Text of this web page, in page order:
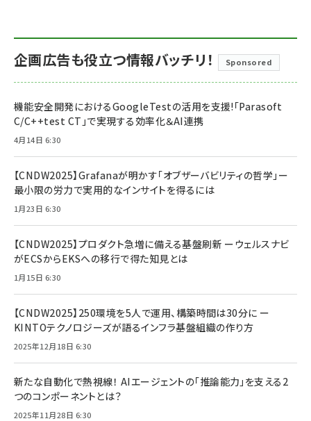
企画広告も役立つ情報バッチリ！ Sponsored
機能安全開発におけるGoogleTestの活用を支援!「Parasoft
C/C++test CT」で実現する効率化＆AI連携
4月14日 6:30
【CNDW2025】Grafanaが明かす「オブザーバビリティの哲学」ー
最小限の労力で実用的なインサイトを得るには
1月23日 6:30
【CNDW2025】プロダクト急増に備える基盤刷新 ーウェルスナビ
がECSからEKSへの移行で得た知見とは
1月15日 6:30
【CNDW2025】250環境を5人で運用、構築時間は30分に ー
KINTOテクノロジーズが語るインフラ基盤組織の作り方
2025年12月18日 6:30
新たな自動化で熱視線！ AIエージェントの「推論能力」を支える2
つのコンポーネントとは？
2025年11月28日 6:30